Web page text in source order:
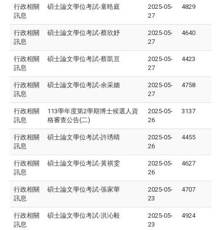
行政相關
訊息
碩士論文學位考試-童晧庭
2025-05-
27
4829
行政相關
訊息
碩士論文學位考試-蔡欣妤
2025-05-
27
4640
行政相關
訊息
碩士論文學位考試-蔡凱亘
2025-05-
27
4423
行政相關
訊息
碩士論文學位考試-余采嬙
2025-05-
27
4758
行政相關
訊息
113學年度第2學期博士候選人資
格審查公告(二)
2025-05-
26
3137
行政相關
訊息
碩士論文學位考試-許琇晴
2025-05-
26
4455
行政相關
訊息
碩士論文學位考試-黃祺雯
2025-05-
26
4627
行政相關
訊息
碩士論文學位考試-張家華
2025-05-
23
4707
行政相關
訊息
碩士論文學位考試-洪沁毅
2025-05-
23
4924